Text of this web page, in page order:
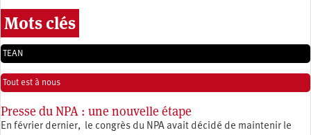
Mots clés
TEAN
Tout est à nous
Presse du NPA : une nouvelle étape
En février dernier, le congrès du NPA avait décidé de maintenir le